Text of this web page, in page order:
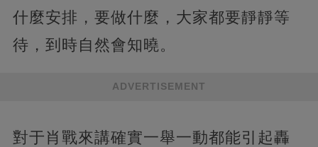
什麼安排，要做什麼，大家都要靜靜等
待，到時自然會知曉。
ADVERTISEMENT
對于肖戰來講確實一舉一動都能引起轟